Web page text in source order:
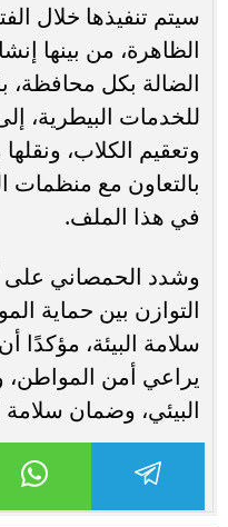
سيتم تنفيذها خلال
الظاهرة، من بينها
الضالة بكل محافظة،
للخدمات البيطرية،
وتعقيم الكلاب،
بالتعاون مع منظمات
في هذا الملف.
وشدد الحمصاني على
التوازن بين حماية
سلامة البيئة، مؤكدًا
يراعي أمن المواطن،
البيئي، وضمان